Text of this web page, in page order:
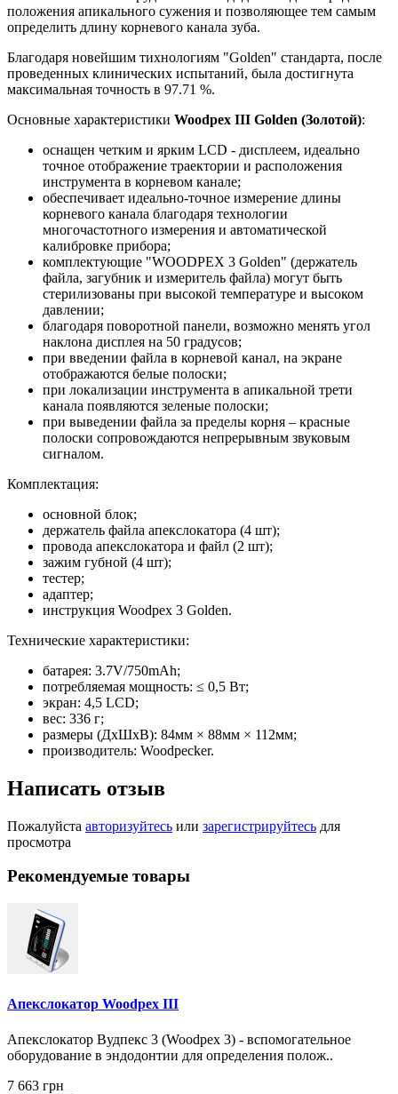
положения апикального сужения и позволяющее тем самым
определить длину корневого канала зуба.
Благодаря новейшим тихнологиям "Golden" стандарта, после
проведенных клинических испытаний, была достигнута
максимальная точность в 97.71 %.
Основные характеристики Woodpex III Golden (Золотой):
оснащен четким и ярким LCD - дисплеем, идеально
точное отображение траектории и расположения
инструмента в корневом канале;
обеспечивает идеально-точное измерение длины
корневого канала благодаря технологии
многочастотного измерения и автоматической
калибровке прибора;
комплектующие "WOODPEX 3 Golden" (держатель
файла, загубник и измеритель файла) могут быть
стерилизованы при высокой температуре и высоком
давлении;
благодаря поворотной панели, возможно менять угол
наклона дисплея на 50 градусов;
при введении файла в корневой канал, на экране
отображаются белые полоски;
при локализации инструмента в апикальной трети
канала появляются зеленые полоски;
при выведении файла за пределы корня – красные
полоски сопровождаются непрерывным звуковым
сигналом.
Комплектация:
основной блок;
держатель файла апекслокатора (4 шт);
провода апекслокатора и файл (2 шт);
зажим губной (4 шт);
тестер;
адаптер;
инструкция Woodpex 3 Golden.
Технические характеристики:
батарея: 3.7V/750mAh;
потребляемая мощность: ≤ 0,5 Вт;
экран: 4,5 LCD;
вес: 336 г;
размеры (ДхШхВ): 84мм × 88мм × 112мм;
производитель: Woodpecker.
Написать отзыв
Пожалуйста авторизуйтесь или зарегистрируйтесь для
просмотра
Рекомендуемые товары
Апекслокатор Woodpex III
Апекслокатор Вудпекс 3 (Woodpex 3) - вспомогательное
оборудование в эндодонтии для определения полож..
7 663 грн